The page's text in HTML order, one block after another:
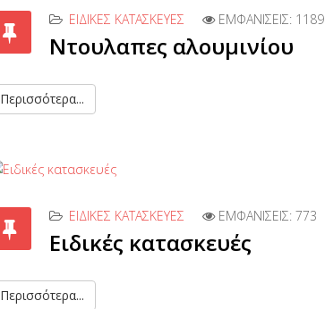
ΕΙΔΙΚΈΣ ΚΑΤΑΣΚΕΥΈΣ ΕΜΦΑΝΊΣΕΙΣ: 1189
Ντουλαπες αλουμινίου
Περισσότερα...
ΕΙΔΙΚΈΣ ΚΑΤΑΣΚΕΥΈΣ ΕΜΦΑΝΊΣΕΙΣ: 773
Ειδικές κατασκευές
Περισσότερα...